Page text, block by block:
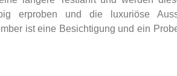
erproben und die luxuriöse
ist eine Besichtigung und ein